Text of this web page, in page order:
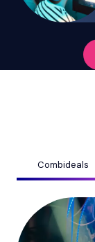
Combideals